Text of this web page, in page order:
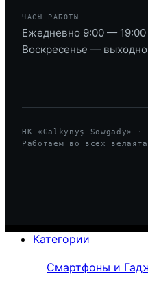
ЧАСЫ РАБОТЫ
Ежедневно 9:00 — 19:00
Воскресенье —
HK «Galkynyş Sowgady»
Работаем во всех
Категории
Смартфоны и